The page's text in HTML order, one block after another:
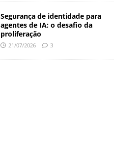
Segurança de identidade para
agentes de IA: o desafio da
proliferação
21/07/2026 3